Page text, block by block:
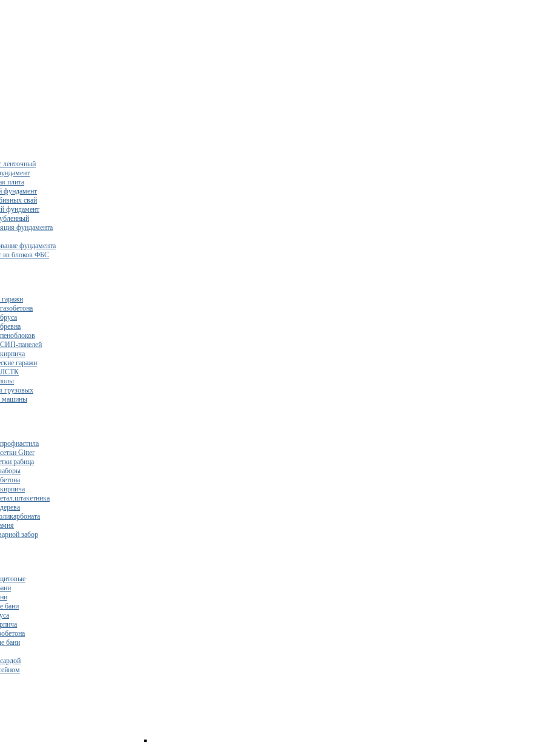
ленточный
плита
фундамент
свай
фундамент
фундамента
фундамента
из блоков ФБС
панелей
гаражи
ЛСТК
грузовых
машины
Gitter
рабица
забор
бани
бани